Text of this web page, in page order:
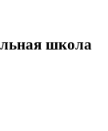
школа